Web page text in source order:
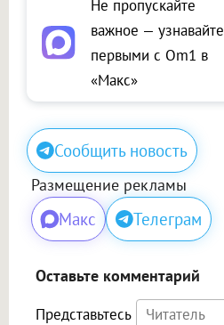
Не пропускайте
важное — узнавайте
первыми с Om1 в
«Макс»
Сообщить новость
Размещение рекламы
Макс Телеграм
Оставьте комментарий
Представьтесь